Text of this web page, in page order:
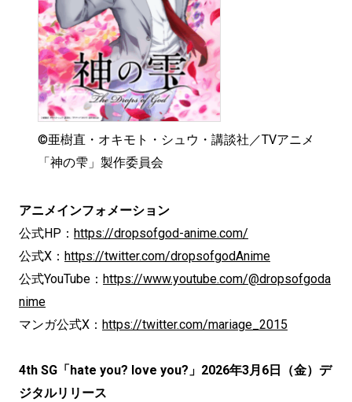
©亜樹直・オキモト・シュウ・講談社／TVアニメ
「神の雫」製作委員会
アニメインフォメーション
公式HP： https://dropsofgod-anime.com/
公式X： https://twitter.com/dropsofgodAnime
公式YouTube： https://www.youtube.com/@dropsofgoda
nime
マンガ公式X： https://twitter.com/mariage_2015
4th SG「hate you? love you?」2026年3月6日（金）デ
ジタルリリース